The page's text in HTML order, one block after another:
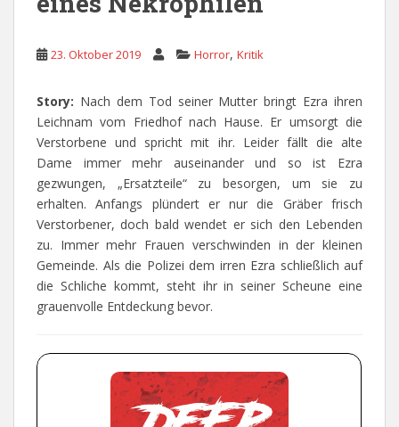
23. Oktober 2019 Horror, Kritik
Story: Nach dem Tod seiner Mutter bringt Ezra ihren
Leichnam vom Friedhof nach Hause. Er umsorgt die
Verstorbene und spricht mit ihr. Leider fällt die alte
Dame immer mehr auseinander und so ist Ezra
gezwungen, „Ersatzteile“ zu besorgen, um sie zu
erhalten. Anfangs plündert er nur die Gräber frisch
Verstorbener, doch bald wendet er sich den Lebenden
zu. Immer mehr Frauen verschwinden in der kleinen
Gemeinde. Als die Polizei dem irren Ezra schließlich auf
die Schliche kommt, steht ihr in seiner Scheune eine
grauenvolle Entdeckung bevor.